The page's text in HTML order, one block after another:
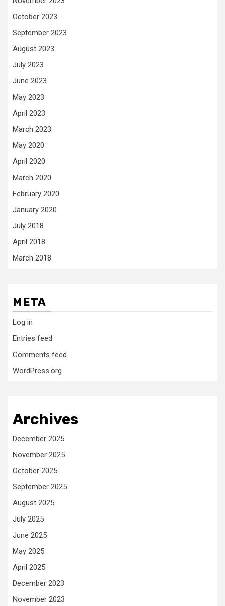
October 2023
September 2023
August 2023
July 2023
June 2023
May 2023
April 2023
March 2023
May 2020
April 2020
March 2020
February 2020
January 2020
July 2018
April 2018
March 2018
META
Log in
Entries feed
Comments feed
WordPress.org
Archives
December 2025
November 2025
October 2025
September 2025
August 2025
July 2025
June 2025
May 2025
April 2025
December 2023
November 2023